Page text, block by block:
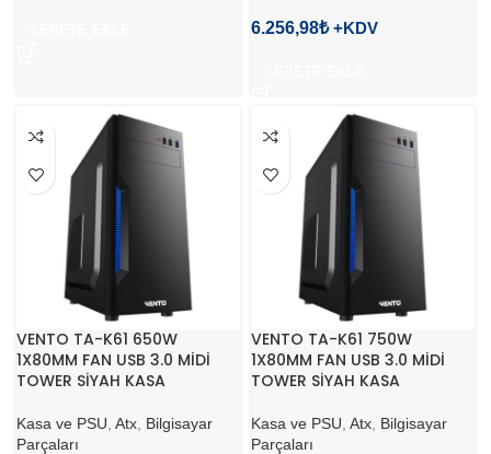
6.256,98₺
VENTO TA-K61 650W
1X80MM FAN USB 3.0 MİDİ
TOWER SİYAH KASA
Kasa ve PSU Atx Bilgisayar
Parçaları
VENTO TA-K61 750W
1X80MM FAN USB 3.0 MİDİ
TOWER SİYAH KASA
Kasa ve PSU Atx Bilgisayar
Parçaları